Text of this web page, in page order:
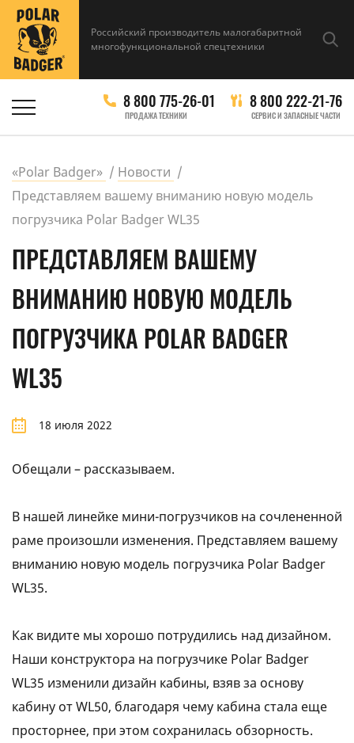
Российский производитель малогабаритной
многофункциональной спецтехники
8 800 775-26-01
ПРОДАЖА ТЕХНИКИ
8 800 222-21-76
СЕРВИС И ЗАПАСНЫЕ ЧАСТИ
«Polar Badger»
Новости
Представляем вашему вниманию новую модель
погрузчика Polar Badger WL35
ПРЕДСТАВЛЯЕМ ВАШЕМУ
ВНИМАНИЮ НОВУЮ МОДЕЛЬ
ПОГРУЗЧИКА POLAR BADGER
WL35
18 июля 2022
Обещали – рассказываем.
В нашей линейке мини-погрузчиков на сочлененной
раме произошли изменения. Представляем вашему
вниманию новую модель погрузчика Polar Badger
WL35.
Как видите мы хорошо потрудились над дизайном.
Наши конструктора на погрузчике Polar Badger
WL35 изменили дизайн кабины, взяв за основу
кабину от WL50, благодаря чему кабина стала еще
просторнее, при этом сохранилась обзорность.